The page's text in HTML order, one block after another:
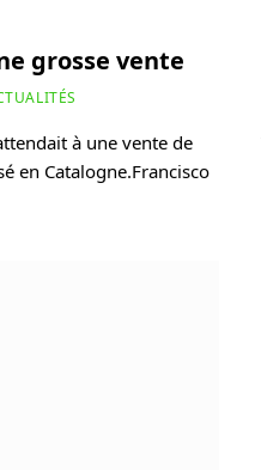
grosse vente
à une vente de
en Catalogne.Francisco